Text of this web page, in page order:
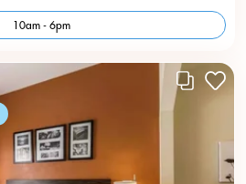
10am - 6pm